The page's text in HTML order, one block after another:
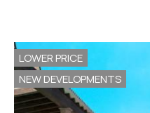
LOWER PRICE
NEW DEVELOPMENTS